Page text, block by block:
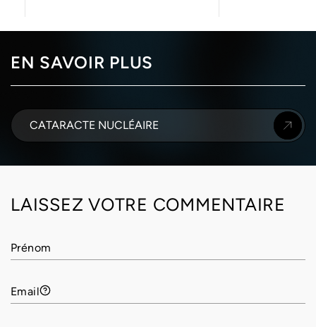
EN SAVOIR PLUS
CATARACTE NUCLÉAIRE
LAISSEZ VOTRE COMMENTAIRE